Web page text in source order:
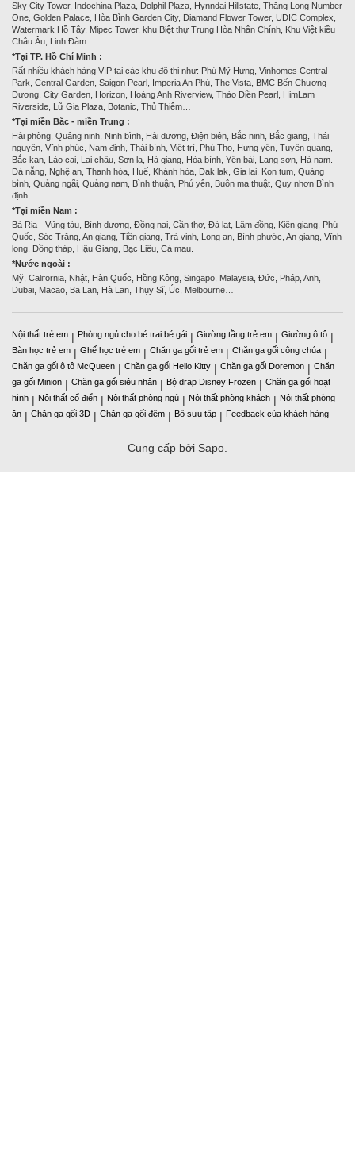
Sky City Tower, Indochina Plaza, Dolphil Plaza, Hynndai Hillstate, Thăng Long Number
One, Golden Palace, Hòa Bình Garden City, Diamand Flower Tower, UDIC Complex,
Watermark Hồ Tây, Mipec Tower, khu Biệt thự Trung Hòa Nhân Chính, Khu Việt kiều
Châu Âu, Linh Đàm…
*Tại TP. Hồ Chí Minh :
Rất nhiều khách hàng VIP tại các khu đô thị như: Phú Mỹ Hưng, Vinhomes Central
Park, Central Garden, Saigon Pearl, Imperia An Phú, The Vista, BMC Bến Chương
Dương, City Garden, Horizon, Hoàng Anh Riverview, Thảo Điền Pearl, HimLam
Riverside, Lữ Gia Plaza, Botanic, Thủ Thiêm…
*Tại miền Bắc - miền Trung :
Hải phòng, Quảng ninh, Ninh bình, Hải dương, Điện biên, Bắc ninh, Bắc giang, Thái
nguyên, Vĩnh phúc, Nam định, Thái bình, Việt trì, Phú Thọ, Hưng yên, Tuyên quang,
Bắc kạn, Lào cai, Lai châu, Sơn la, Hà giang, Hòa bình, Yên bái, Lạng sơn, Hà nam.
Đà nẵng, Nghệ an, Thanh hóa, Huế, Khánh hòa, Đak lak, Gia lai, Kon tum, Quảng
bình, Quảng ngãi, Quảng nam, Bình thuận, Phú yên, Buôn ma thuật, Quy nhơn Bình
định,
*Tại miền Nam :
Bà Rịa - Vũng tàu, Bình dương, Đồng nai, Cần thơ, Đà lạt, Lâm đồng, Kiên giang, Phú
Quốc, Sóc Trăng, An giang, Tiền giang, Trà vinh, Long an, Bình phước, An giang, Vĩnh
long, Đồng tháp, Hậu Giang, Bạc Liêu, Cà mau.
*Nước ngoài :
Mỹ, California, Nhật, Hàn Quốc, Hồng Kông, Singapo, Malaysia, Đức, Pháp, Anh,
Dubai, Macao, Ba Lan, Hà Lan, Thụy Sĩ, Úc, Melbourne…
Nội thất trẻ em | Phòng ngủ cho bé trai bé gái | Giường tầng trẻ em | Giường ô tô |
Bàn học trẻ em | Ghế học trẻ em | Chăn ga gối trẻ em | Chăn ga gối công chúa |
Chăn ga gối ô tô McQueen | Chăn ga gối Hello Kitty | Chăn ga gối Doremon | Chăn
ga gối Minion | Chăn ga gối siêu nhân | Bộ drap Disney Frozen | Chăn ga gối hoạt
hình | Nội thất cổ điển | Nội thất phòng ngủ | Nội thất phòng khách | Nội thất phòng
ăn | Chăn ga gối 3D | Chăn ga gối đệm | Bộ sưu tập | Feedback của khách hàng
Cung cấp bởi Sapo.